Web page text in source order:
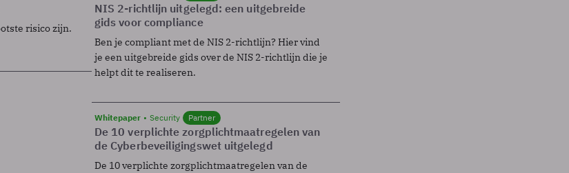
risico zijn.
NIS 2-richtlijn uitgelegd: een uitgebreide
gids voor compliance
Ben je compliant met de NIS 2-richtlijn? Hier vind
je een uitgebreide gids over de NIS 2-richtlijn die je
helpt dit te realiseren.
Whitepaper Security Partner
De 10 verplichte zorgplichtmaatregelen van
de Cyberbeveiligingswet uitgelegd
De 10 verplichte zorgplichtmaatregelen van de